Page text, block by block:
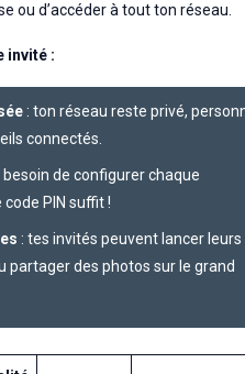
ou d’accéder à tout ton réseau.
invité :
: ton réseau reste privé,
connectés.
de configurer chaque
PIN suffit !
: tes invités peuvent lancer leurs
partager des photos sur le grand